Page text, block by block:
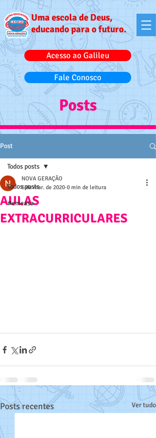
Uma escola de Deus,
educando para o futuro.
Acesso ao Galileu
Fale Conosco
Posts
Post
Todos posts
#emcasa
Todos posts
AULAS
EXTRACURRICULARES
NOVA GERAÇÃO
6 de mar. de 2020 0 min de leitura
Posts recentes Ver tudo